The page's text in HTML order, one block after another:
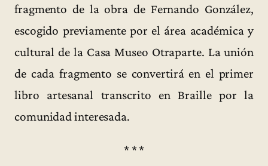
fragmento de la obra de Fernando González,
escogido previamente por el área académica y
cultural de la Casa Museo Otraparte. La unión
de cada fragmento se convertirá en el primer
libro artesanal transcrito en Braille por la
comunidad interesada.
* * *